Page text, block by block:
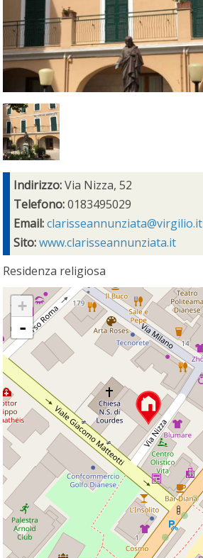
Indirizzo:Via Nizza, 52
Telefono:0183495029
Email:clarisseannunziata@virgilio.it
Sito:www.clarisseannunziata.it
Residenza religiosa
+
-